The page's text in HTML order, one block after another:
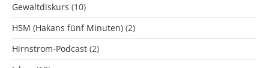
Gewaltdiskurs (10)
H5M (Hakans fünf Minuten) (2)
Hirnstrom-Podcast (2)